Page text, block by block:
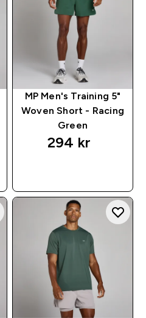
MP Men's Training 5"
Woven Short - Racing
Green
294 kr‎